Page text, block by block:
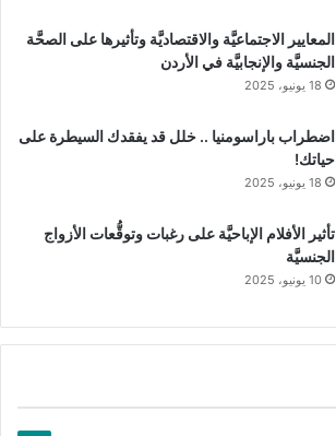
المعايير الاجتماعيَّة والاقتصاديَّة وتأثيرها على الصحَّة
الجنسيَّة والإنجابيَّة في الأردن
18 يونيو، 2025
اضطراب باراسومنيا .. خلل قد يفقدك السيطرة على
حياتك!
18 يونيو، 2025
تأثير الأفلام الإباحيَّة على رغبات وتوقُّعات الأزواج
الجنسيَّة
10 يونيو، 2025